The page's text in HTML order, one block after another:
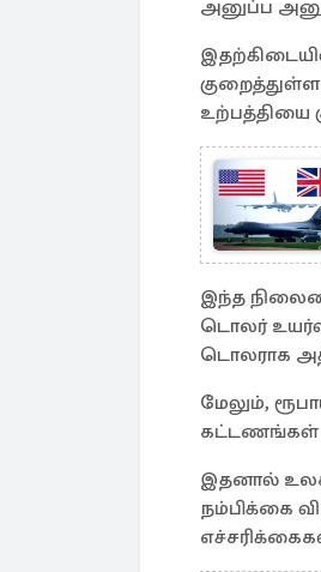
அனுப்ப
உற்பத்தியை
இந்த
டொலர்
டொலராக
மேலும்,
கட்டணங்கள்
இதனால்
நம்பிக்கை